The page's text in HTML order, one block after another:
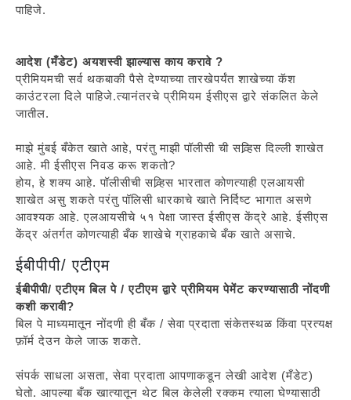
पाहिजे.
आदेश (मँडेट) अयशस्वी झाल्यास काय करावे ?
प्रीमियमची सर्व थकबाकी पैसे देण्याच्या तारखेपर्यंत शाखेच्या कॅश
काउंटरला दिले पाहिजे.त्यानंतरचे प्रीमियम ईसीएस द्वारे संकलित केले
जातील.
माझे मुंबई बँकेत खाते आहे, परंतु माझी पॉलीसी ची सव्र्हिस दिल्ली शाखेत
आहे. मी ईसीएस निवड करू शकतो?
होय, हे शक्य आहे. पॉलीसीची सव्र्हिस भारतात कोणत्याही एलआयसी
शाखेत असु शकते परंतु पॉलिसी धारकाचे खाते निर्दिष्ट भागात असणे
आवश्यक आहे. एलआयसीचे ५१ पेक्षा जास्त ईसीएस केंद्रे आहे. ईसीएस
केंद्र अंतर्गत कोणत्याही बँक शाखेचे ग्राहकाचे बँक खाते असाचे.
ईबीपीपी/ एटीएम
ईबीपीपी/ एटीएम बिल पे / एटीएम द्वारे प्रीमियम पेमेंट करण्यासाठी नोंदणी
कशी करावी?
बिल पे माध्यमातून नोंदणी ही बँक / सेवा प्रदाता संकेतस्थळ किंवा प्रत्यक्ष
फ़ॉर्म देउन केले जाऊ शकते.
संपर्क साधला असता, सेवा प्रदाता आपणाकडून लेखी आदेश (मँडेट)
घेतो. आपल्या बँक खात्यातून थेट बिल केलेली रक्कम त्याला घेण्यासाठी